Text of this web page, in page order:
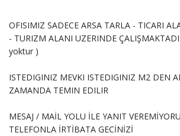
OFISIMIZ SADECE ARSA TARLA - TICARI
- TURIZM ALANI UZERINDE
yoktur )
ISTEDIGINIZ MEVKI ISTEDIGINIZ M2 DEN
ZAMANDA TEMIN EDILIR
MESAJ / MAİL YOLU İLE YANIT
TELEFONLA İRTİBATA GECİNİZİ